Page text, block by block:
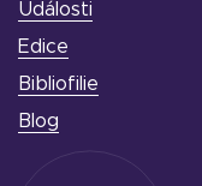
Události
Edice
Bibliofilie
Blog